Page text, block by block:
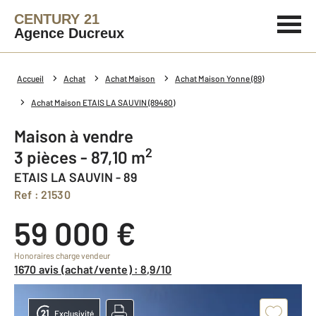
CENTURY 21
Agence Ducreux
Accueil Achat Achat Maison Achat Maison Yonne (89)
Achat Maison ETAIS LA SAUVIN (89480)
Maison à vendre
3 pièces - 87,10 m2
ETAIS LA SAUVIN - 89
Ref : 21530
59 000 €
Honoraires charge vendeur
1670 avis (achat/vente) : 8,9/10
Exclusivité